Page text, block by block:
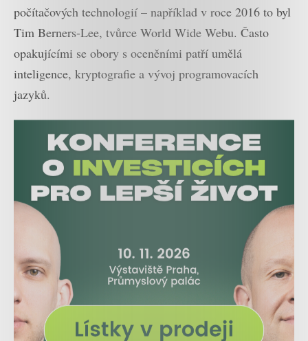
počítačových technologií – například v roce 2016 to byl
Tim Berners-Lee, tvůrce World Wide Webu. Často
opakujícími se obory s oceněními patří umělá
inteligence, kryptografie a vývoj programovacích
jazyků.